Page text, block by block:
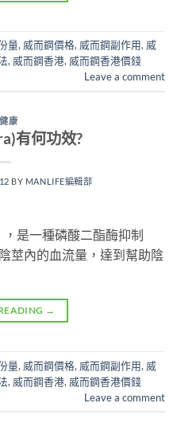
量, 威而鋼價格, 威而鋼副作用, 威
, 威而鋼香港, 威而鋼香港價錢
Leave a comment
康
有何功效?
BY MANLIFE編輯部
是一種磷酸二酯酶抑制
莖內的血流量，達到幫助陰
→
量, 威而鋼價格, 威而鋼副作用, 威
, 威而鋼香港, 威而鋼香港價錢
Leave a comment